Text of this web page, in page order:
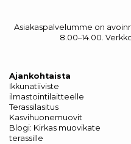
Asiakaspalvelumme on
8.00–14.00.
Ajankohtaista
Ikkunatiiviste
ilmastointilaitteelle
Terassilasitus
Kasvihuonemuovit
Blogi: Kirkas muovikate
terassille